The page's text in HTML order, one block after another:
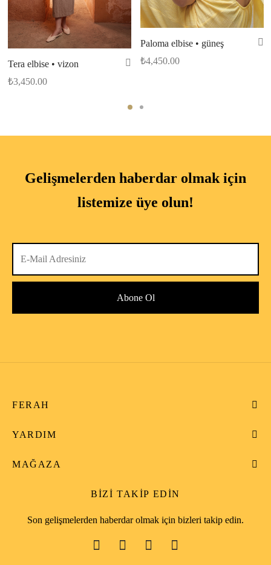
Tera elbise • vizon
₺3,450.00
Paloma elbise • güneş
₺4,450.00
Gelişmelerden haberdar olmak için
listemize üye olun!
FERAH
YARDIM
MAĞAZA
BIZI TAKIP EDIN
Son gelişmelerden haberdar olmak için bizleri takip edin.